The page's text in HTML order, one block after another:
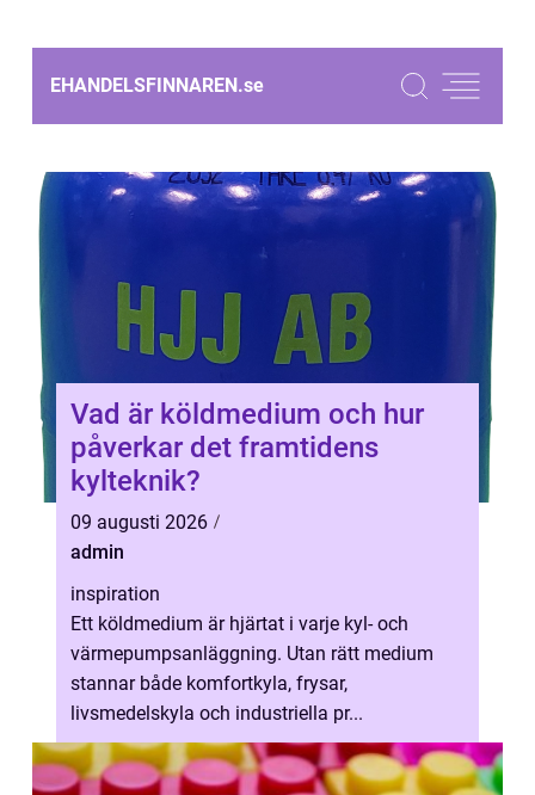
EHANDELSFINNAREN.se
Vad är köldmedium och hur
påverkar det framtidens
kylteknik?
09 augusti 2026
admin
inspiration
Ett köldmedium är hjärtat i varje kyl- och
värmepumpsanläggning. Utan rätt medium
stannar både komfortkyla, frysar,
livsmedelskyla och industriella pr...